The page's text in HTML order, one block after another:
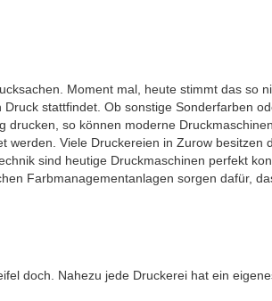
Moment mal, heute stimmt das so
stattfindet. Ob sonstige Sonderfarben
so können moderne
werden. Viele Druckereien in Zurow
sind heutige Druckmaschinen perfekt
Farbmanagementanlagen sorgen dafür,
doch. Nahezu jede Druckerei hat ein